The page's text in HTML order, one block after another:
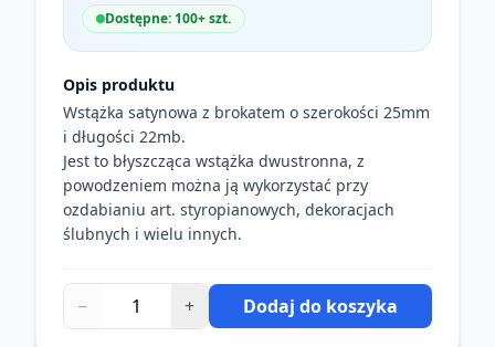
Dostępne: 100+ szt.
Opis produktu
Wstążka satynowa z brokatem o szerokości 25mm
i długości 22mb.
Jest to błyszcząca wstążka dwustronna, z
powodzeniem można ją wykorzystać przy
ozdabianiu art. styropianowych, dekoracjach
ślubnych i wielu innych.
− + Dodaj do koszyka